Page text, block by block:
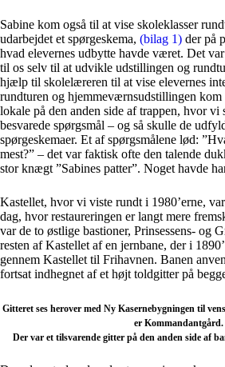
Sabine kom også til at vise skoleklasser
udarbejdet et spørgeskema, (bilag 1) der på
hvad elevernes udbytte havde været. Det
til os selv til at udvikle udstillingen og
hjælp til skolelæreren til at vise elevernes
rundturen og hjemmeværnsudstillingen kom
lokale på den anden side af trappen, hvor vi
besvarede spørgsmål – og så skulle de
spørgeskemaer. Et af spørgsmålene lød:
mest?” – det var faktisk ofte den talende
stor knægt ”Sabines patter”. Noget havde
Kastellet, hvor vi viste rundt i 1980’erne,
dag, hvor restaureringen er langt mere
var de to østlige bastioner, Prinsessens- og
resten af Kastellet af en jernbane, der i
gennem Kastellet til Frihavnen. Banen
fortsat indhegnet af et højt toldgitter på
Gitteret ses herover med Ny Kasernebygningen til
er Kommandantgård.
Der var et tilsvarende gitter på den anden side af